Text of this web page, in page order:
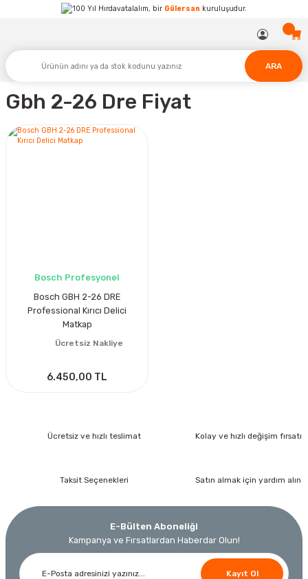
Hırdavatalalım, bir Gülersan kuruluşudur.
ARA
Gbh 2-26 Dre Fiyat
Bosch Profesyonel
Bosch GBH 2-26 DRE
Professional Kırıcı Delici
Matkap
Ücretsiz Nakliye
6.450,00 TL
Ücretsiz ve hızlı teslimat Kolay ve hızlı değişim fırsatı
Taksit Seçenekleri Satın almak için yardım alın
E-Bülten Aboneliği
Kampanya ve Fırsatlardan Haberdar Olun!
Kayıt Ol